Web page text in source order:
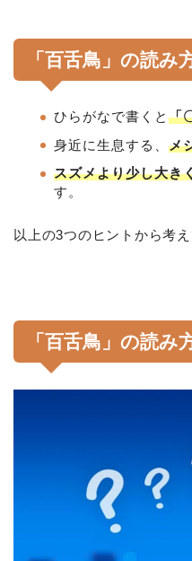
「百舌鳥」の読
ひらがなで書くと 「
身近に生息する、 メ
スズメより少し大き
す。
以上の3つのヒントから考
「百舌鳥」の読み